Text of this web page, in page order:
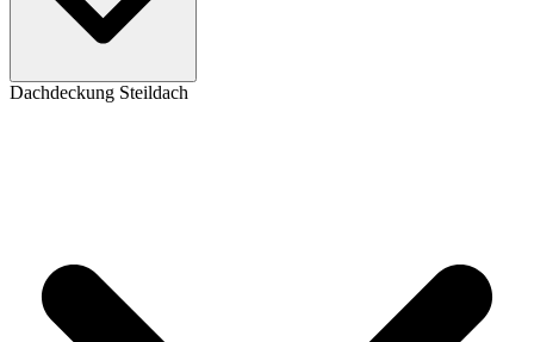
Dachdeckung Steildach